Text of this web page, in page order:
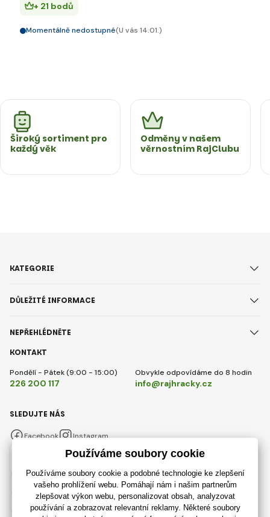
+ 21 bodů
Momentálně nedostupné(U vás 14.01.)
Široký sortiment pro
každý věk
Odměny v našem
věrnostním RajClubu
KONTAKT
Pondělí - Pátek (9:00 - 15:00)
226 200 117
Obvykle odpovídáme do 8 hodin
info@rajhracky.cz
KATEGORIE
DŮLEŽITÉ INFORMACE
NEPŘEHLÉDNĚTE
SLEDUJTE NÁS
Facebook Instagram